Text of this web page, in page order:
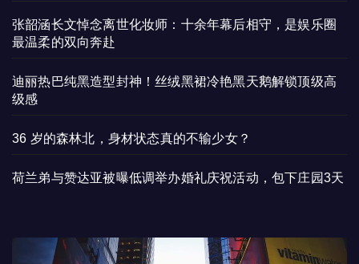
张韶涵长文悼念离世化妆师：十余年幕后相守，是娱乐圈
最温柔的双向奔赴
迪丽热巴纯黑造型封神！丝绒黑裙冷艳黑天鹅解锁顶级高
级感
36 岁的森林北，身材状态真的不输少女？
荷兰弟与赞达亚被曝低调举办婚礼庆祝活动，包下庄园3天